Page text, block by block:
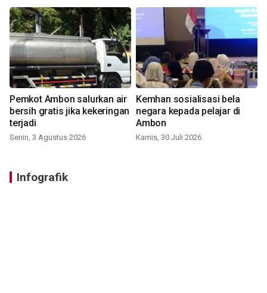
Pemkot Ambon salurkan air
bersih gratis jika kekeringan
terjadi
Senin, 3 Agustus 2026
Kemhan sosialisasi bela
negara kepada pelajar di
Ambon
Kamis, 30 Juli 2026
Infografik